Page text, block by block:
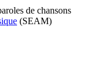
de chansons
(SEAM)